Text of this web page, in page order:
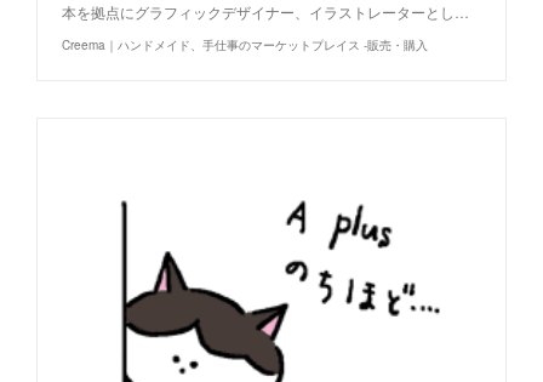
本を拠点にグラフィックデザイナー、イラストレーターとし…
Creema｜ハンドメイド、手仕事のマーケットプレイス -販売・購入